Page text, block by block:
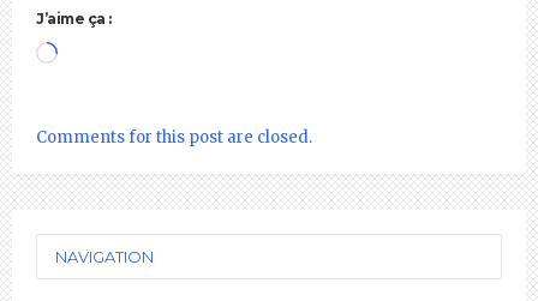
J’aime ça :
Chargement…
Comments for this post are closed.
NAVIGATION